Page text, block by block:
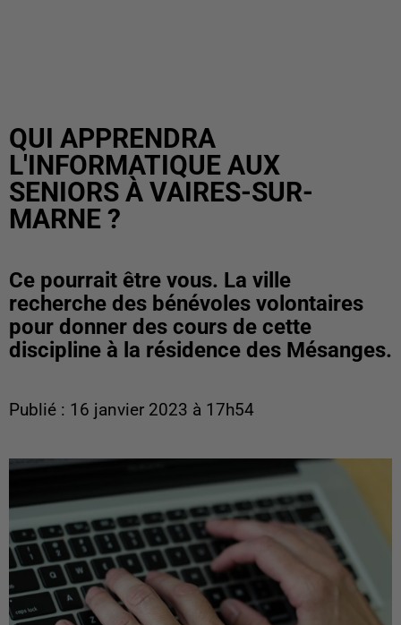
QUI APPRENDRA
L'INFORMATIQUE AUX
SENIORS À VAIRES-SUR-
MARNE ?
Ce pourrait être vous. La ville
recherche des bénévoles volontaires
pour donner des cours de cette
discipline à la résidence des Mésanges.
Publié : 16 janvier 2023 à 17h54